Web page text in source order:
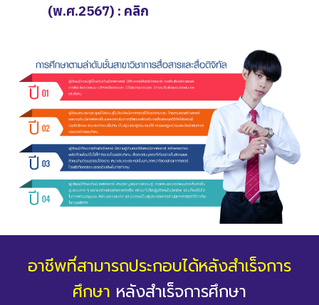
(พ.ศ.2567) : คลิก
อาชีพที่สามารถประกอบได้หลังสำเร็จการ
ศึกษา หลังสำเร็จการศึกษา